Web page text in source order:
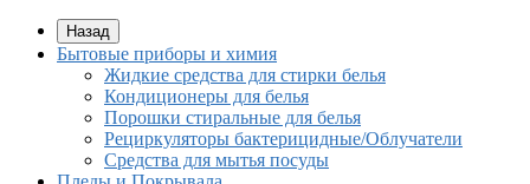
Назад
Бытовые приборы и химия
Жидкие средства для стирки белья
Кондиционеры для белья
Порошки стиральные для белья
Рециркуляторы бактерицидные/Облучатели
Средства для мытья посуды